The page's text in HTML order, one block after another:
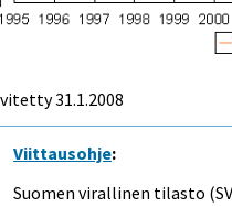
31.1.2008
Viittausohje:
Suomen virallinen tilasto